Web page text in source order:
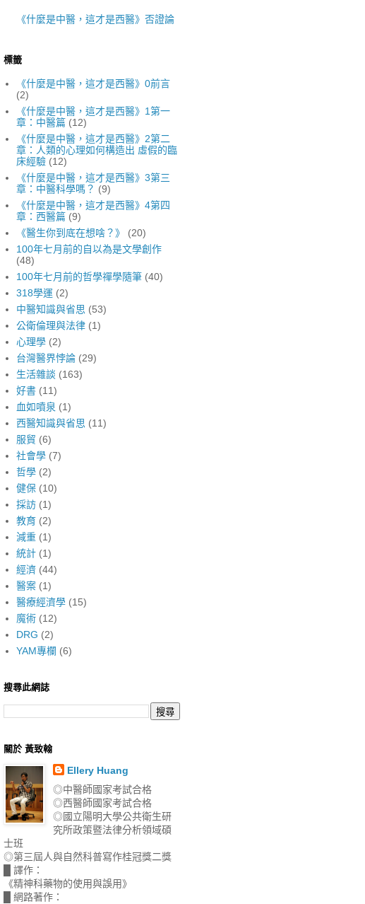
《什麼是中醫，這才是西醫》否證論
標籤
《什麼是中醫，這才是西醫》0前言
(2)
《什麼是中醫，這才是西醫》1第一
章：中醫篇 (12)
《什麼是中醫，這才是西醫》2第二
章：人類的心理如何構造出 虛假的臨
床經驗 (12)
《什麼是中醫，這才是西醫》3第三
章：中醫科學嗎？ (9)
《什麼是中醫，這才是西醫》4第四
章：西醫篇 (9)
《醫生你到底在想啥？》
(20)
100年七月前的自以為是文學創作
(48)
100年七月前的哲學禪學隨筆 (40)
318學運 (2)
中醫知識與省思 (53)
公衛倫理與法律 (1)
心理學 (2)
台灣醫界悖論 (29)
生活雜談 (163)
好書 (11)
血如噴泉 (1)
西醫知識與省思 (11)
服貿 (6)
社會學 (7)
哲學 (2)
健保 (10)
採訪 (1)
教育 (2)
減重 (1)
統計 (1)
經濟 (44)
醫案 (1)
醫療經濟學 (15)
魔術 (12)
DRG (2)
YAM專欄 (6)
搜尋此網誌
關於 黃致翰
Ellery Huang
◎中醫師國家考試合格
◎西醫師國家考試合格
◎國立陽明大學公共衛生研
究所政策暨法律分析領域碩
士班
◎第三屆人與自然科普寫作桂冠獎二獎
█ 譯作：
《精神科藥物的使用與誤用》
█ 網路著作：